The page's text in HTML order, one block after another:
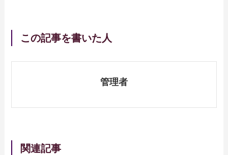
この記事を書いた人
管理者
関連記事